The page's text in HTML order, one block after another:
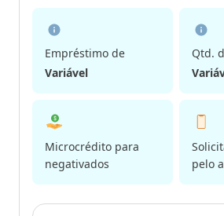
Empréstimo de
Variável
Qtd.
Microcrédito para
negativados
pelo